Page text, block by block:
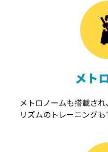
メト
メトロノームも搭載され
リズムのトレーニングも